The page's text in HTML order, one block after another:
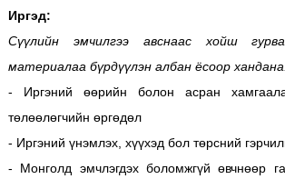
Иргэд:
Сүүлийн эмчилгээ авснаас хойш
материалаа бүрдүүлэн албан ёсоор
- Иргэний өөрийн болон асран
төлөөлөгчийн өргөдөл
- Иргэний үнэмлэх, хүүхэд бол төрсний
- Монголд эмчлэгдэх боломжгүй өвчнөөр